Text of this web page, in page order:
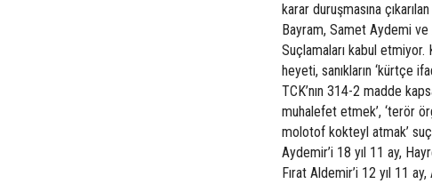
karar duruşmasına
Bayram, Samet Aydemi ve
Suçlamaları kabul
heyeti, sanıkların ‘kürtçe
TCK’nın 314-2 madde
muhalefet etmek’, ‘terör
molotof kokteyl atmak’
Aydemir’i 18 yıl 11 ay,
Fırat Aldemir’i 12 yıl 11